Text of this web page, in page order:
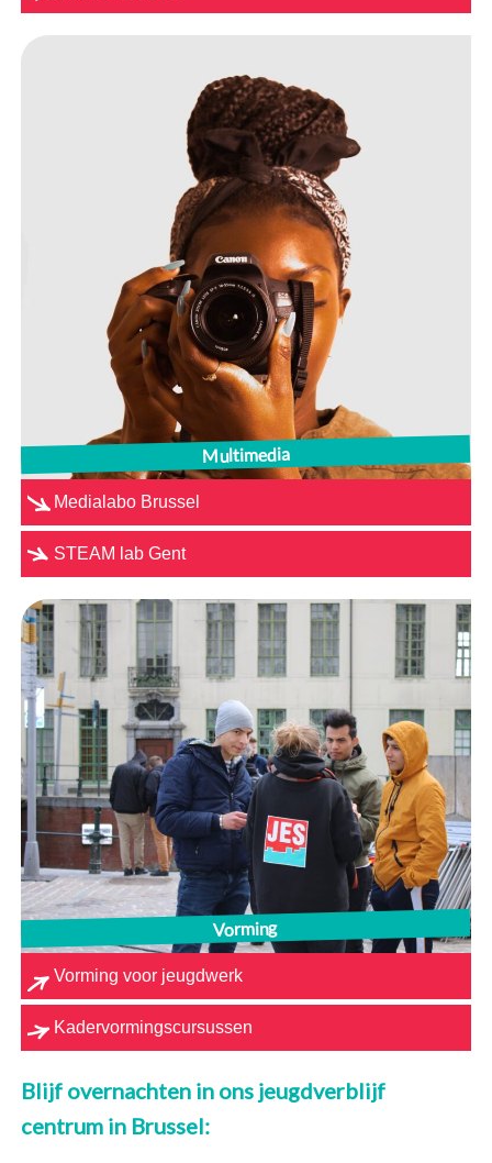
Multimedia
Medialabo Brussel
STEAM lab Gent
Vorming
Vorming voor jeugdwerk
Kadervormingscursussen
Blijf overnachten in ons jeugdverblijf
centrum in Brussel: